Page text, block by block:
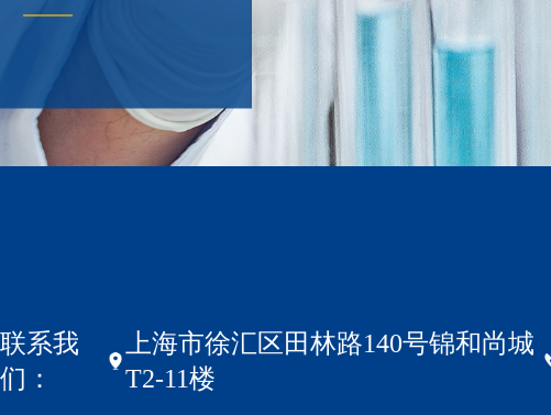
联系我
们：
上海市徐汇区田林路140号锦和尚城
T2-11楼